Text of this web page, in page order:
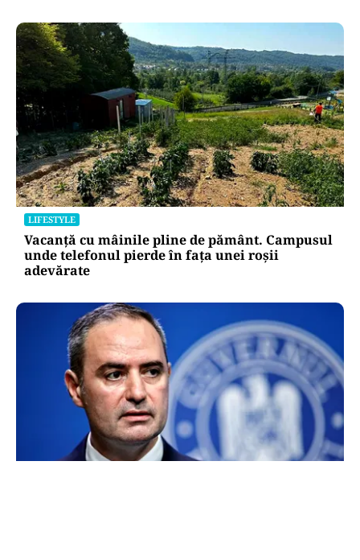
LIFESTYLE
Vacanță cu mâinile pline de pământ. Campusul
unde telefonul pierde în fața unei roșii
adevărate